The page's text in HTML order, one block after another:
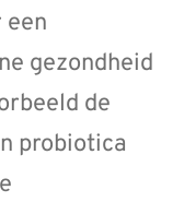
een
gezondheid
de
probiotica